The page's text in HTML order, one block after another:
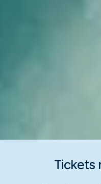
Tickets